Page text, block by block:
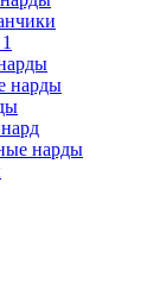
нарды
нарды